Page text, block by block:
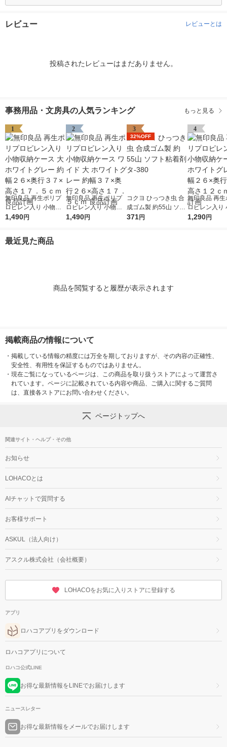
レビュー レビューとは
投稿されたレビューはまだありません。
事務用品・文房具の人気ランキング もっと見る
1
無印良品 再生ポリプ
ロピレン入り 小物収
納ケース 大 ホワイト
ｍ 良品計画
1,490円
2
無印良品 再生ポリプ
ロピレン入り 小物収
納ケース ワイド 大 ホ
1,490円
3
32%OFF
コクヨ ひっつき虫 合
成ゴム製 約55山 ソフ
ト粘着剤 タ-380
371円
4
無印良品 再生
ロピレン入り
納ケース 中
1,290円
最近見た商品
商品を閲覧すると履歴が表示されます
掲載商品の情報について
・ 掲載している情報の精度には万全を期しておりますが、その内容の正確性、
安全性、有用性を保証するものではありません。
・ 現在ご覧になっているページは、この商品を取り扱うストアによって運営さ
れています。ページに記載されている内容や商品、ご購入に関するご質問
は、直接各ストアにお問い合わせください。
ページトップへ
関連サイト・ヘルプ・その他
お知らせ
LOHACOとは
AIチャットで質問する
お客様サポート
ASKUL（法人向け）
アスクル株式会社（会社概要）
LOHACOをお気に入りストアに登録する
アプリ
ロハコアプリをダウンロード
ロハコアプリについて
ロハコ公式LINE
お得な最新情報をLINEでお届けします
ニュースレター
お得な最新情報をメールでお届けします